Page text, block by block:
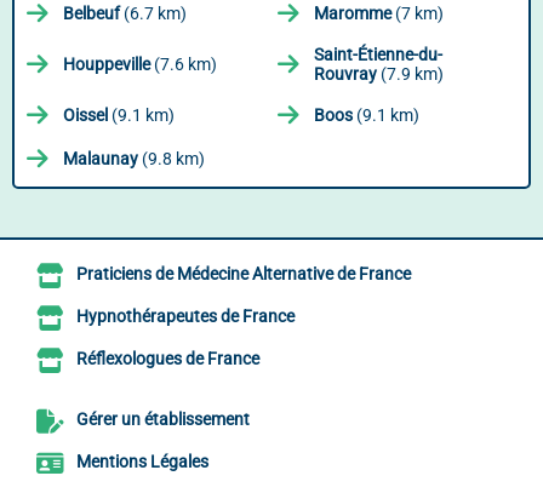
Belbeuf(6.7 km) Maromme(7 km)
Houppeville(7.6 km)
Saint-Étienne-du-
Rouvray (7.9 km)
Oissel (9.1 km) Boos (9.1 km)
Malaunay (9.8 km)
Praticiens de Médecine Alternative de France
Hypnothérapeutes de France
Réflexologues de France
Gérer un établissement
Mentions Légales